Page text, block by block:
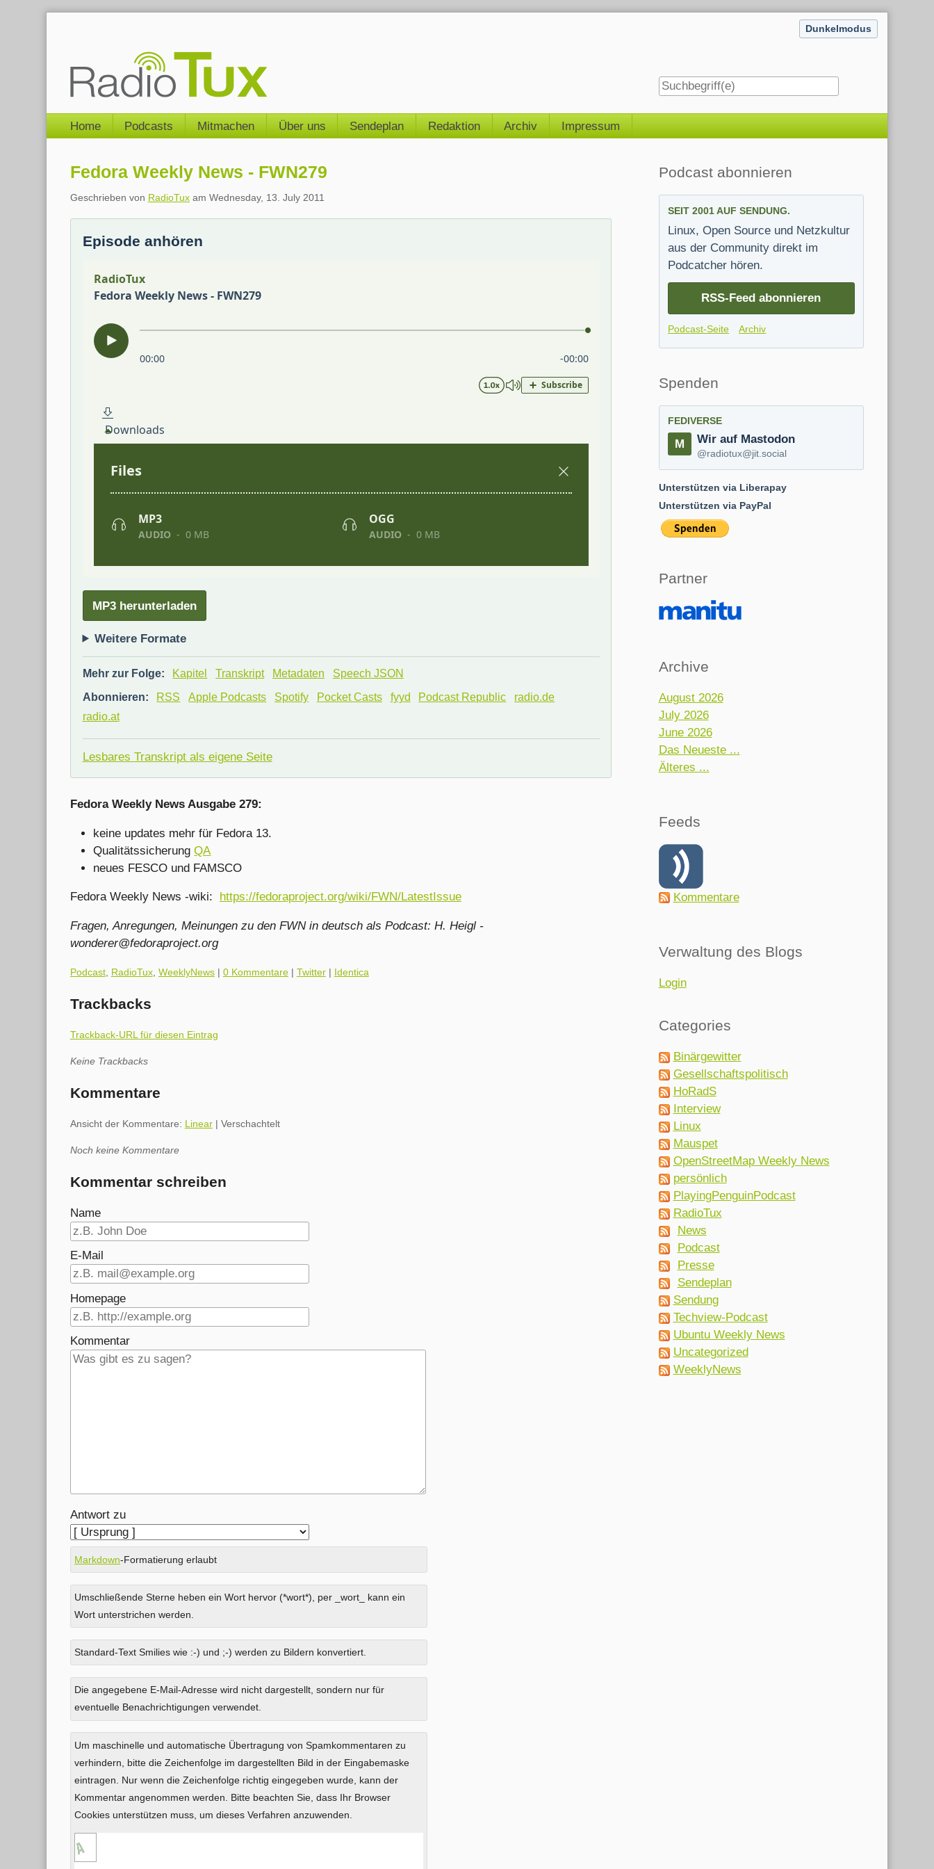
Dunkelmodus
Navigation
Home Podcasts Mitmachen Über uns Sendeplan Redaktion Archiv Impressum
Fedora Weekly News - FWN279
Geschrieben von RadioTuxam Wednesday, 13. July 2011
Episode anhören
MP3 herunterladen
Weitere Formate
Mehr zur Folge: Kapitel Transkript Metadaten
Speech JSON
Abonnieren:
RSS Apple Podcasts Spotify Pocket Casts fyyd Podcast Republic
radio.de
radio.at
Lesbares Transkript als eigene Seite
Fedora Weekly News Ausgabe 279:
keine updates mehr für Fedora 13.
QualitätssicherungQA
neues FESCO und FAMSCO
Fedora Weekly News -wiki: https://fedoraproject.org/wiki/FWN/LatestIssue
Fragen, Anregungen, Meinungen zu den FWN in deutsch als Podcast: H. Heigl -
wonderer@fedoraproject.org
Kategorien:
Podcast, RadioTux, WeeklyNews| 0 Kommentare| Twitter| Identica
Trackbacks
Trackback-URL für diesen Eintrag
Keine Trackbacks
Kommentare
Ansicht der Kommentare: Linear| Verschachtelt
Noch keine Kommentare
Kommentar schreiben
Name
E-Mail
Homepage
Kommentar
Antwort zu
Markdown-Formatierung erlaubt
Umschließende Sterne heben ein Wort hervor (*wort*), per _wort_ kann ein
Wort unterstrichen werden.
Standard-Text Smilies wie :-) und ;-) werden zu Bildern konvertiert.
Was
ist
Neun
Die angegebene E-Mail-Adresse wird nicht dargestellt, sondern nur für
eventuelle Benachrichtigungen verwendet.
Um maschinelle und automatische Übertragung von Spamkommentaren zu
verhindern, bitte die Zeichenfolge im dargestellten Bild in der Eingabemaske
eintragen. Nur wenn die Zeichenfolge richtig eingegeben wurde, kann der
Kommentar angenommen werden. Bitte beachten Sie, dass Ihr Browser
Cookies unterstützen muss, um dieses Verfahren anzuwenden.
Seitenleiste
Podcast abonnieren
SEIT 2001 AUF SENDUNG.
Linux, Open Source und Netzkultur
aus der Community direkt im
Podcatcher hören.
RSS-Feed abonnieren
Podcast-Seite Archiv
Spenden
FEDIVERSE
Wir auf Mastodon
@radiotux@jit.social
Unterstützen via Liberapay
Unterstützen via PayPal
Partner
Archive
August 2026
July 2026
June 2026
Das Neueste ...
Älteres ...
Feeds
Kommentare
Verwaltung des Blogs
Login
Categories
Binärgewitter
Gesellschaftspolitisch
HoRadS
Interview
Linux
Mauspet
OpenStreetMap Weekly News
persönlich
PlayingPenguinPodcast
RadioTux
News
Podcast
Presse
Sendeplan
Sendung
Techview-Podcast
Ubuntu Weekly News
Uncategorized
WeeklyNews